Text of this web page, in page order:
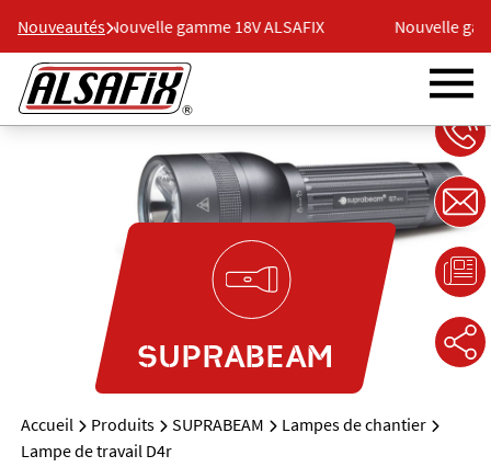
NouveautésNouvelle gamme 18V ALSAFIX Nouvelle
SUPRABEAM
Accueil Produits SUPRABEAM
Lampes de chantier
Lampe de travail D4r